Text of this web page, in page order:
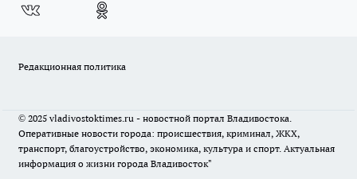
Редакционная политика
© 2025 vladivostoktimes.ru - новостной портал Владивостока.
Оперативные новости города: происшествия, криминал, ЖКХ,
транспорт, благоустройство, экономика, культура и спорт. Актуальная
информация о жизни города Владивосток"